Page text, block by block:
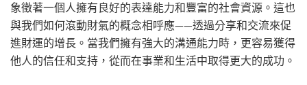
象徵著一個人擁有良好的表達能力和豐富的社會資源。這也
與我們如何滾動財氣的概念相呼應——透過分享和交流來促
進財運的增長。當我們擁有強大的溝通能力時，更容易獲得
他人的信任和支持，從而在事業和生活中取得更大的成功。